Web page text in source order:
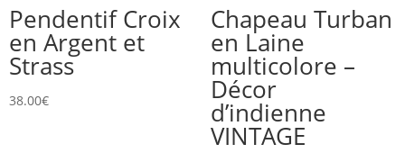
Pendentif Croix
en Argent et
Strass
38.00€
Chapeau Turban
en Laine
multicolore –
Décor
d’indienne
VINTAGE